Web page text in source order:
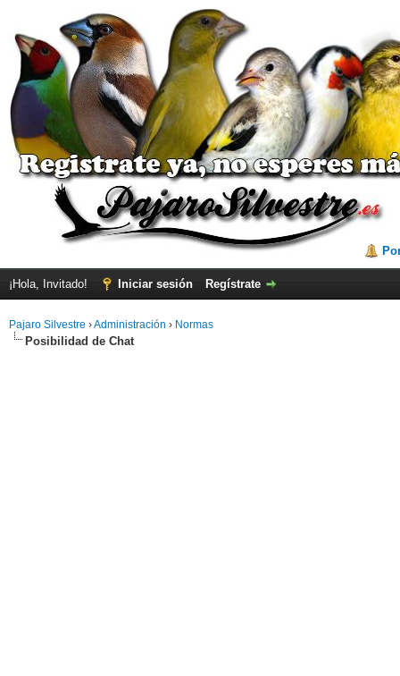
¡Hola, Invitado! Iniciar sesión Regístrate
Pajaro Silvestre ›Administración › Normas
Posibilidad de Chat